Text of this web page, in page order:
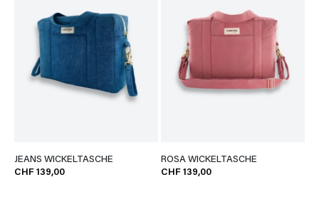
JEANS WICKELTASCHE
CHF 139,00
ROSA WICKELTASCHE
CHF 139,00